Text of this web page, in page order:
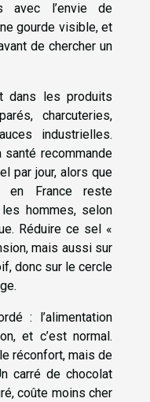
avec l’envie de
gourde visible, et
de chercher un
dans les produits
charcuteries,
industrielles.
santé recommande
par jour, alors que
en France reste
hommes, selon
Réduire ce sel «
mais aussi sur
donc sur le cercle
: l’alimentation
et c’est normal.
le réconfort, mais de
carré de chocolat
coûte moins cher